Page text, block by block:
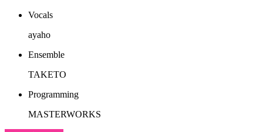
Vocals
ayaho
Ensemble
TAKETO
Programming
MASTERWORKS